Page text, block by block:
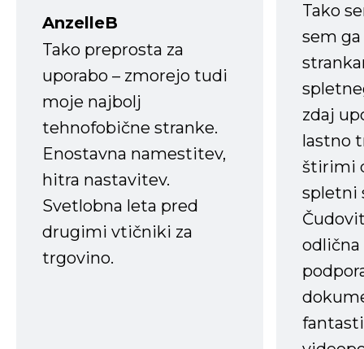
AnzelleB
Tako preprosta za
uporabo – zmorejo tudi
moje najbolj
tehnofobične stranke.
Enostavna namestitev,
hitra nastavitev.
Svetlobna leta pred
drugimi vtičniki za
trgovino.
Tako
sem
zdaj
lastno
štirimi
spletni